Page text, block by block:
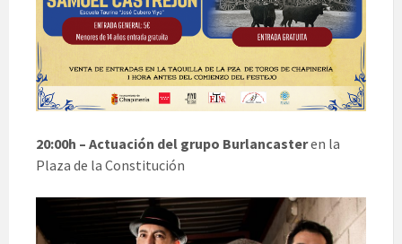
20:00h – Actuación del grupo Burlancasteren la
Plaza de la Constitución